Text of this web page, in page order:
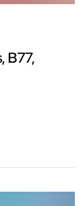
B77,